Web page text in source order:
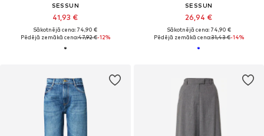
SESSUN
41,93 €
Sākotnējā cena: 74,90 €
Pēdējā zemākā cena:47,92 €-12%
SESSUN
26,94 €
Sākotnējā cena: 74,90 €
Pēdējā zemākā cena:31,43 €-14%